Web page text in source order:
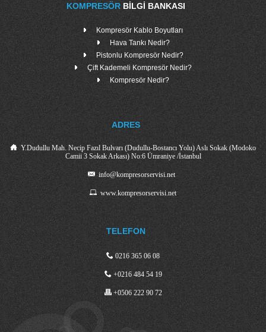
KOMPRESÖRBILGI BANKASI
Kompresör Kablo Boyutları
Hava Tankı Nedir?
Pistonlu Kompresör Nedir?
Çift Kademeli Kompresör Nedir?
Kompresör Nedir?
ADRES
Y.Dudullu Mah. Necip Fazıl Bulvarı (Dudullu-Bostancı Yolu) Aslı Sokak (Modoko
Camii 3 Sokak Arkası) No:6 Ümraniye /İstanbul
info@kompresorservisi.net
www.kompresorservisi.net
TELEFON
0216 365 06 08
+0216 484 54 19
+0506 222 90 72